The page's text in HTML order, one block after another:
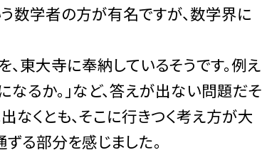
いう数学者の方が有名ですが、数学界に
東大寺に奉納しているそうです。例え
なるか。」など、答えが出ない問題だそ
なくとも、そこに行きつく考え方が大
る部分を感じました。